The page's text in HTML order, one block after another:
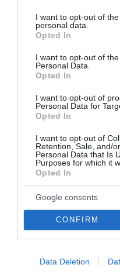
not limited to your visit or
grant or deny consent to
use your data for below
consent section.
I want to opt-out of
personal data.
Opted In
I want to opt-out of
Personal Data.
Opted In
I want to opt-out of
Personal Data for
Opted In
I want to opt-out of
Retention, Sale, and/
Personal Data that Is
Purposes for which it
Opted In
Google consents
CONFIRM
Data Deletion
παλέψει στη Βουλγαρία
των προκριματικών του
05 Αυγούστου 2026
διαβάστε
περισσότερες ειδήσεις